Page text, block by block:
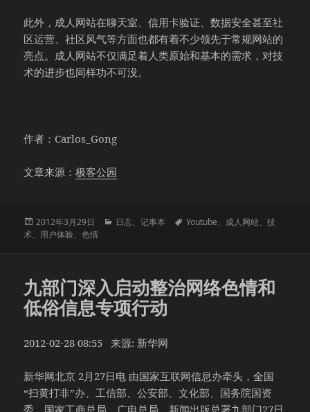
此外，成人网站在聊天室、信用卡验证、数据安全甚至社
区运营、社区风气等方面也都有着不少领先于常规网站的
亮点。成人网站不仅满足着人类原始和基本的需求，对技
术的进步也同样功不可没。
作者：Carlos_Gong
文章来源：极客公园
发
布
2012年3月29日
分
日志、记事本
标
Youtube、 成人网站、技
术、 用户体验、色情
九部门深入启动整治网络色情和
低俗信息专项行动
2012-02-28 08:55 来源: 新华网
新华网北京 2月27日电 由国家互联网信息办牵头，全国
“扫黄打非”办、工信部、公安部、文化部、国务院国资
委、国家工商总局、广电总局、新闻出版总署九部门27日